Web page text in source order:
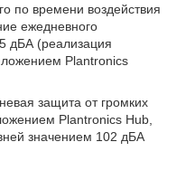
по времени воздействия
ежедневного
дБА (реализация
Plantronics
защита от громких
Plantronics Hub,
значением 102 дБА